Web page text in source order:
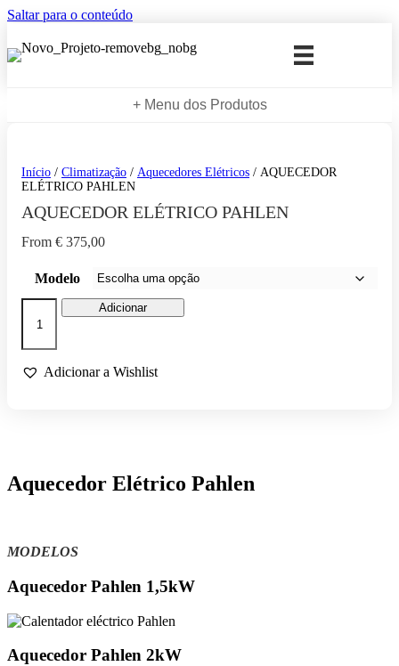
Saltar para o conteúdo
+ Menu dos Produtos
Início / Climatização / Aquecedores Elétricos / AQUECEDOR
ELÉTRICO PAHLEN
AQUECEDOR ELÉTRICO PAHLEN
From € 375,00
Modelo
Quantidade
ELÉTRICO
PAHLEN
Adicionar
Adicionar a Wishlist
Aquecedor Elétrico Pahlen
MODELOS
Aquecedor Pahlen 1,5kW
Aquecedor Pahlen 2kW